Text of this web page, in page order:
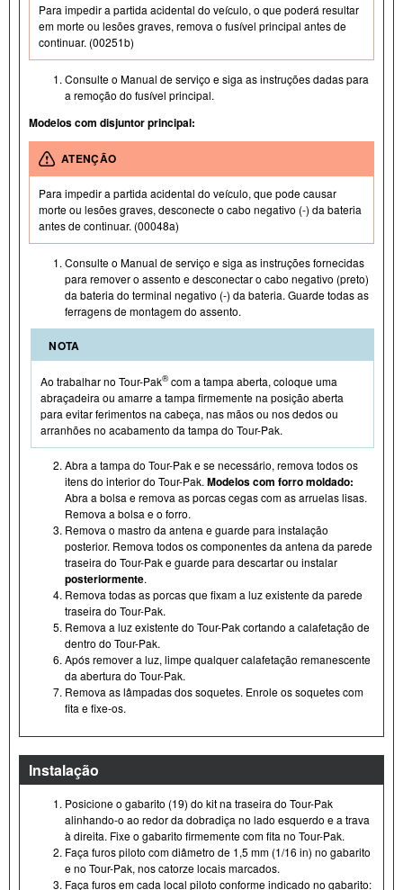
Para impedir a partida acidental do veículo, o que poderá resultar
em morte ou lesões graves, remova o fusível principal antes de
continuar. (00251b)
Consulte o Manual de serviço e siga as instruções dadas para
a remoção do fusível principal.
Modelos com disjuntor principal:
ATENÇÃO
Para impedir a partida acidental do veículo, que pode causar
morte ou lesões graves, desconecte o cabo negativo (-) da bateria
antes de continuar. (00048a)
Consulte o Manual de serviço e siga as instruções fornecidas
para remover o assento e desconectar o cabo negativo (preto)
da bateria do terminal negativo (- ) da bateria. Guarde todas as
ferragens de montagem do assento.
NOTA
Ao trabalhar no Tour- Pak®com a tampa aberta, coloque uma
abraçadeira ou amarre a tampa firmemente na posição aberta
para evitar ferimentos na cabeça, nas mãos ou nos dedos ou
arranhões no acabamento da tampa do Tour- Pak.
Abra a tampa do Tour- Pak e se necessário, remova todos os
itens do interior do Tour- Pak. Modelos com forro moldado:
Abra a bolsa e remova as porcas cegas com as arruelas lisas.
Remova a bolsa e o forro.
Remova o mastro da antena e guarde para instalação
posterior. Remova todos os componentes da antena da parede
traseira do Tour- Pak e guarde para descartar ou instalar
posteriormente.
Remova todas as porcas que fixam a luz existente da parede
traseira do Tour- Pak.
Remova a luz existente do Tour- Pak cortando a calafetação de
dentro do Tour- Pak.
Após remover a luz, limpe qualquer calafetação remanescente
da abertura do Tour- Pak.
Remova as lâmpadas dos soquetes. Enrole os soquetes com
fita e fixe-os.
Instalação
Posicione o gabarito (19) do kit na traseira do Tour- Pak
alinhando-o ao redor da dobradiça no lado esquerdo e a trava
à direita. Fixe o gabarito firmemente com fita no Tour- Pak.
Faça furos piloto com diâmetro de 1,5 mm (1/16 in) no gabarito
e no Tour- Pak, nos catorze locais marcados.
Faça furos em cada local piloto conforme indicado no gabarito: